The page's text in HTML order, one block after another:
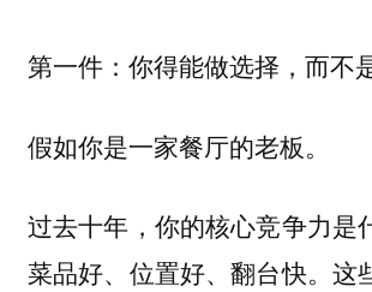
第一件：你得能做选择，而不
假如你是一家餐厅的老板。
过去十年，你的核心竞争力是
菜品好、位置好、翻台快。这